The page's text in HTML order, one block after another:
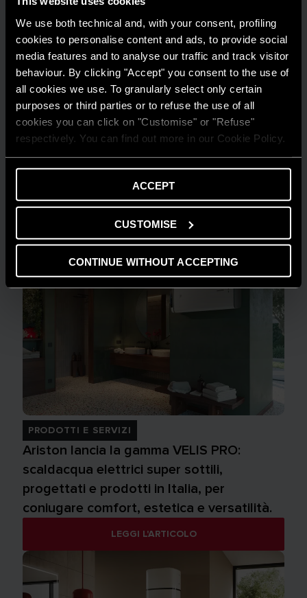
We use both technical and, with your consent, profiling
cookies to personalise content and ads, to provide social
media features and to analyse our traffic and track visitor
behaviour. By clicking "Accept" you consent to the use of
all cookies we use. To granularly select only certain
purposes or third parties or to refuse the use of all
cookies you can click on "Customise" or "Refuse"
respectively. You can find out more in our Cookie Policy.
ACCEPT
CUSTOMISE
CONTINUE WITHOUT ACCEPTING
Ariston on Tour 2024
LEGGI L'ARTICOLO
PRODOTTI E SERVIZI
Ariston lancia la gamma VELIS PRO:
scaldacqua elettrici super sottili,
progettati e prodotti in Italia, per
coniugare comfort, estetica e versatilità.
LEGGI L'ARTICOLO